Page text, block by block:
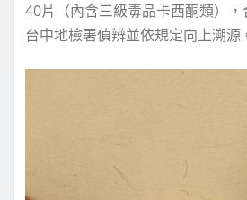
40片（內含三級毒品卡西酮類）
台中地檢署偵辨並依規定向上溯源